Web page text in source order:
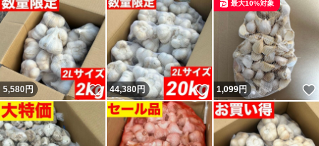
5,580円 いいね！
44,380円 いいね！
1,099円
最大10%対象